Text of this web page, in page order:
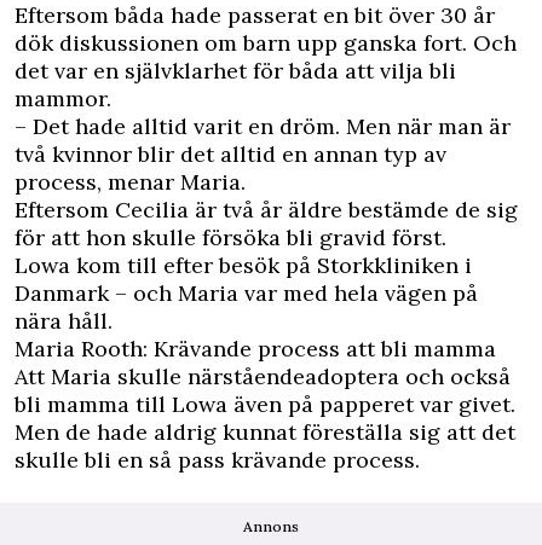
Eftersom båda hade passerat en bit över 30 år
dök diskussionen om barn upp ganska fort. Och
det var en självklarhet för båda att vilja bli
mammor.
– Det hade alltid varit en dröm. Men när man är
två kvinnor blir det alltid en annan typ av
process, menar Maria.
Eftersom Cecilia är två år äldre bestämde de sig
för att hon skulle försöka bli gravid först.
Lowa kom till efter besök på Storkkliniken i
Danmark – och Maria var med hela vägen på
nära håll.
Maria Rooth: Krävande process att bli mamma
Att Maria skulle närståendeadoptera och också
bli mamma till Lowa även på papperet var givet.
Men de hade aldrig kunnat föreställa sig att det
skulle bli en så pass krävande process.
Annons